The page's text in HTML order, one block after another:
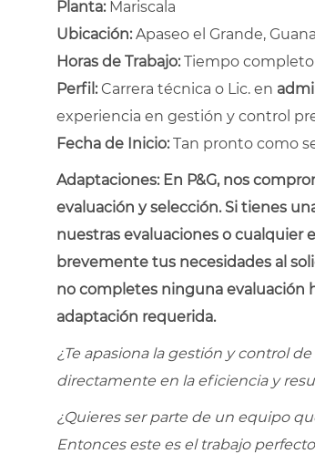
Planta:Mariscala
Ubicación:Apaseo el Grande,
Horas de Trabajo:Tiempo completo
Perfil:Carrera técnica o Lic. en
experiencia en gestión y control
Fecha de Inicio:Tan pronto como
Adaptaciones: En P&G, nos
evaluación y selección. Si tienes
nuestras evaluaciones o cualquier
brevemente tus necesidades al
no completes ninguna evaluación
adaptación requerida.
¿Te apasiona la gestión y control
directamente en la eficiencia y
¿Quieres ser parte de un equipo
Entonces este es el trabajo